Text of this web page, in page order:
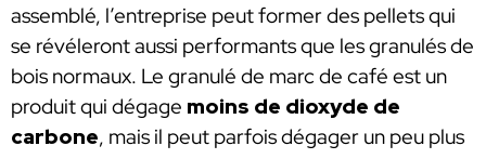
assemblé, l’entreprise peut former des pellets qui
se révéleront aussi performants que les granulés de
bois normaux. Le granulé de marc de café est un
produit qui dégage moins de dioxyde de
carbone, mais il peut parfois dégager un peu plus